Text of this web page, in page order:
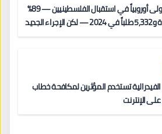
بلجيكا: الأولى أوروبياً في استقبال الفلسطينيين — 89%
قبول لغزة و5,332 طلباً في 2024 — لكن الإجراء الجديد
تستخدم المؤثرين لمكافحة خطاب
الإنترنت